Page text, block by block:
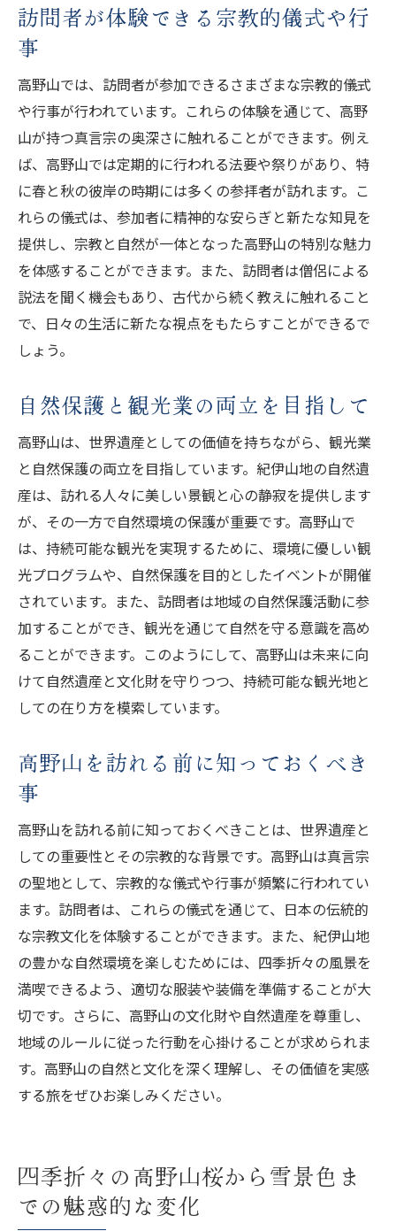
訪問者が体験できる宗教的儀式や行
事
高野山では、訪問者が参加できるさまざまな宗教的儀式
や行事が行われています。これらの体験を通じて、高野
山が持つ真言宗の奥深さに触れることができます。例え
ば、高野山では定期的に行われる法要や祭りがあり、特
に春と秋の彼岸の時期には多くの参拝者が訪れます。こ
れらの儀式は、参加者に精神的な安らぎと新たな知見を
提供し、宗教と自然が一体となった高野山の特別な魅力
を体感することができます。また、訪問者は僧侶による
説法を聞く機会もあり、古代から続く教えに触れること
で、日々の生活に新たな視点をもたらすことができるで
しょう。
自然保護と観光業の両立を目指して
高野山は、世界遺産としての価値を持ちながら、観光業
と自然保護の両立を目指しています。紀伊山地の自然遺
産は、訪れる人々に美しい景観と心の静寂を提供します
が、その一方で自然環境の保護が重要です。高野山で
は、持続可能な観光を実現するために、環境に優しい観
光プログラムや、自然保護を目的としたイベントが開催
されています。また、訪問者は地域の自然保護活動に参
加することができ、観光を通じて自然を守る意識を高め
ることができます。このようにして、高野山は未来に向
けて自然遺産と文化財を守りつつ、持続可能な観光地と
しての在り方を模索しています。
高野山を訪れる前に知っておくべき
事
高野山を訪れる前に知っておくべきことは、世界遺産と
しての重要性とその宗教的な背景です。高野山は真言宗
の聖地として、宗教的な儀式や行事が頻繁に行われてい
ます。訪問者は、これらの儀式を通じて、日本の伝統的
な宗教文化を体験することができます。また、紀伊山地
の豊かな自然環境を楽しむためには、四季折々の風景を
満喫できるよう、適切な服装や装備を準備することが大
切です。さらに、高野山の文化財や自然遺産を尊重し、
地域のルールに従った行動を心掛けることが求められま
す。高野山の自然と文化を深く理解し、その価値を実感
する旅をぜひお楽しみください。
四季折々の高野山桜から雪景色ま
での魅惑的な変化